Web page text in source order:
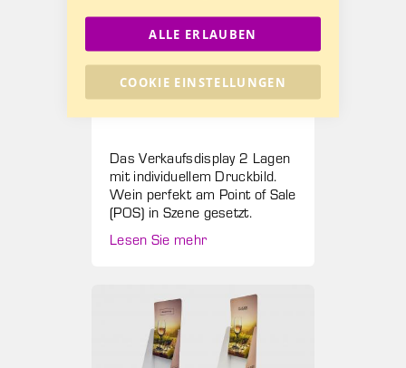
Winzergenossenschaft
Wolfenweiler
Das Verkaufsdisplay 2 Lagen
mit individuellem Druckbild.
Wein perfekt am Point of Sale
(POS) in Szene gesetzt.
Lesen Sie mehr
ALLE ERLAUBEN
COOKIE EINSTELLUNGEN